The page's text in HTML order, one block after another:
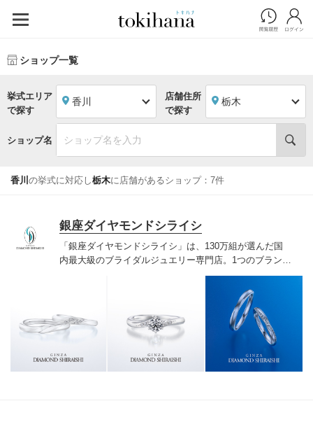
ショップ一覧
挙式エリア
で探す
香川
店舗住所
で探す
栃木
ショップ名
香川 の挙式に対応し栃木に店舗があるショップ：7件
銀座ダイヤモンドシライシ
「銀座ダイヤモンドシライシ」は、130万組が選んだ国
内最大級のブライダルジュエリー専門店。1つのブランド
では国内最大級の700種類以上の豊富なデザインを取り
揃え、ふたりの「似合う」と「好き」を同時に叶えた満
足の選択ができる指輪をご提案しています。多くのお客
様にご満足いただけている、一生身に着けるための指輪
のクオリティや購入後のアフターサービスをぜひ一度店
頭でお確かめください。